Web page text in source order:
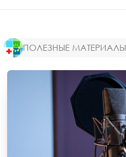
ПОЛЕЗНЫЕ МАТЕРИАЛЫ